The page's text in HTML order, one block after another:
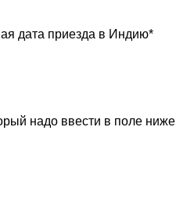
дата приезда в Индию*
надо ввести в поле ниже